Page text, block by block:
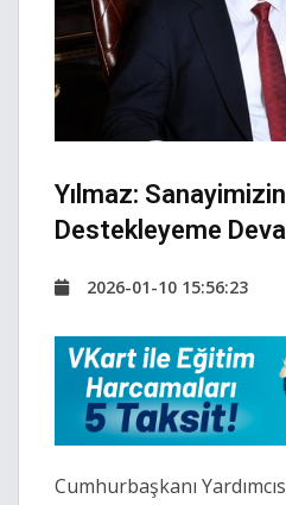
Yılmaz:
Destekleyeme
2026-01-10 15:56:23
Cumhurbaşkanı